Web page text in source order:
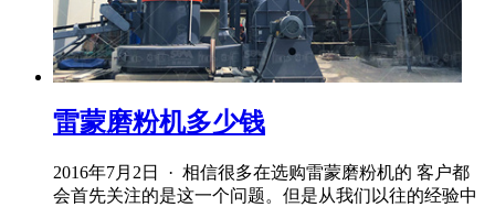
雷蒙磨粉机多少钱
2016年7月2日 · 相信很多在选购雷蒙磨粉机的 客户都
会首先关注的是这一个问题。但是从我们以往的经验中